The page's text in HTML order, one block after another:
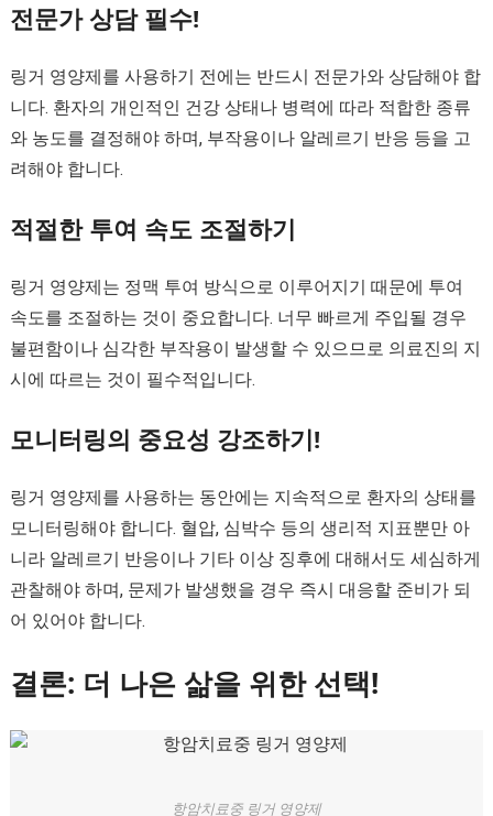
전문가 상담 필수!
링거 영양제를 사용하기 전에는 반드시 전문가와 상담해야 합
니다. 환자의 개인적인 건강 상태나 병력에 따라 적합한 종류
와 농도를 결정해야 하며, 부작용이나 알레르기 반응 등을 고
려해야 합니다.
적절한 투여 속도 조절하기
링거 영양제는 정맥 투여 방식으로 이루어지기 때문에 투여
속도를 조절하는 것이 중요합니다. 너무 빠르게 주입될 경우
불편함이나 심각한 부작용이 발생할 수 있으므로 의료진의 지
시에 따르는 것이 필수적입니다.
모니터링의 중요성 강조하기!
링거 영양제를 사용하는 동안에는 지속적으로 환자의 상태를
모니터링해야 합니다. 혈압, 심박수 등의 생리적 지표뿐만 아
니라 알레르기 반응이나 기타 이상 징후에 대해서도 세심하게
관찰해야 하며, 문제가 발생했을 경우 즉시 대응할 준비가 되
어 있어야 합니다.
결론: 더 나은 삶을 위한 선택!
항암치료중 링거 영양제